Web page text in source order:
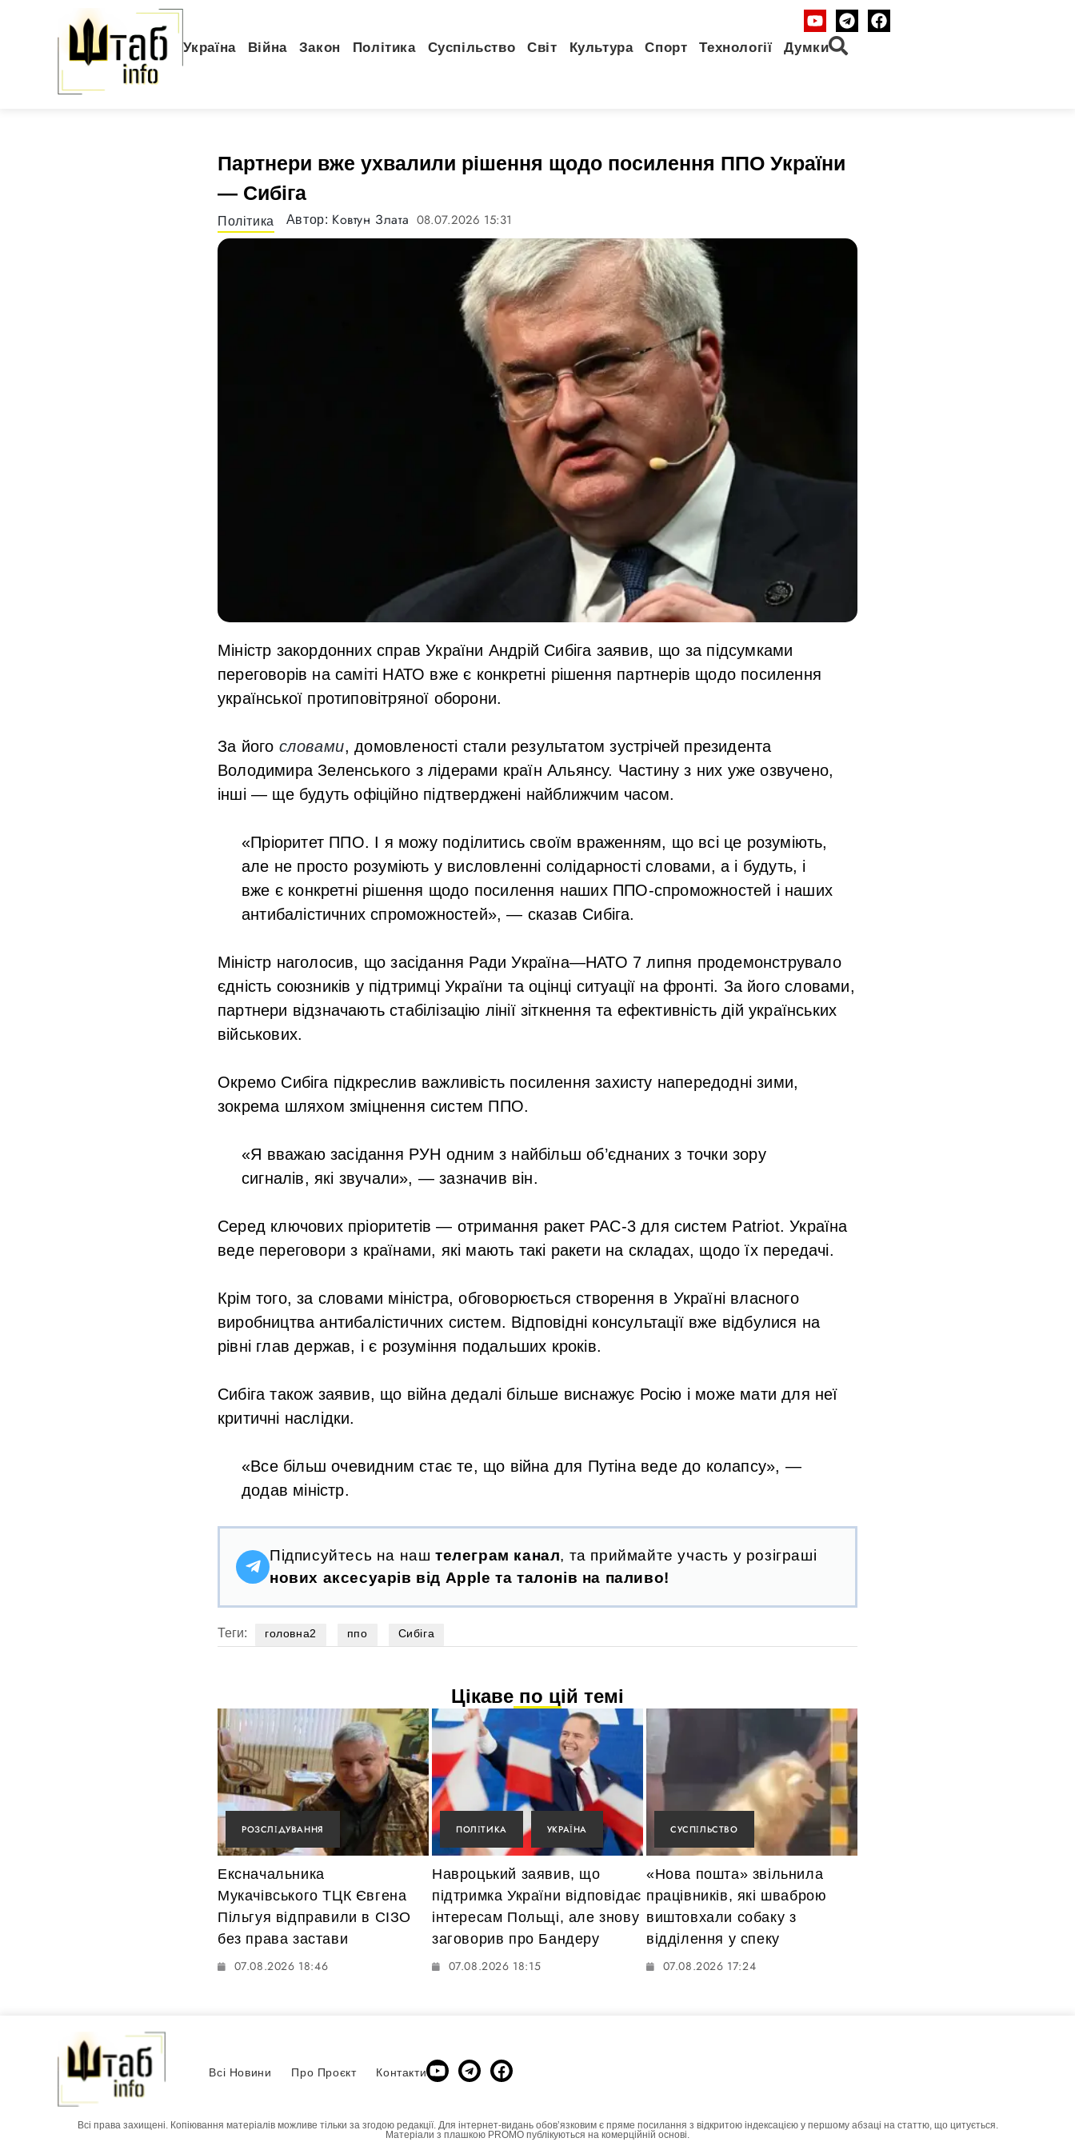
Україна Війна Закон Політика Суспільство Світ Культура Спорт Технології Думки
Партнери вже ухвалили рішення щодо посилення ППО України
— Сибіга
Політика Автор: Ковтун Злата 08.07.2026 15:31
Міністр закордонних справ України Андрій Сибіга заявив, що за підсумками
переговорів на саміті НАТО вже є конкретні рішення партнерів щодо посилення
української протиповітряної оборони.
За його словами, домовленості стали результатом зустрічей президента
Володимира Зеленського з лідерами країн Альянсу. Частину з них уже озвучено,
інші — ще будуть офіційно підтверджені найближчим часом.
«Пріоритет ППО. І я можу поділитись своїм враженням, що всі це розуміють,
але не просто розуміють у висловленні солідарності словами, а і будуть, і
вже є конкретні рішення щодо посилення наших ППО-спроможностей і наших
антибалістичних спроможностей», — сказав Сибіга.
Міністр наголосив, що засідання Ради Україна—НАТО 7 липня продемонструвало
єдність союзників у підтримці України та оцінці ситуації на фронті. За його словами,
партнери відзначають стабілізацію лінії зіткнення та ефективність дій українських
військових.
Окремо Сибіга підкреслив важливість посилення захисту напередодні зими,
зокрема шляхом зміцнення систем ППО.
«Я вважаю засідання РУН одним з найбільш об’єднаних з точки зору
сигналів, які звучали», — зазначив він.
Серед ключових пріоритетів — отримання ракет PAC-3 для систем Patriot. Україна
веде переговори з країнами, які мають такі ракети на складах, щодо їх передачі.
Крім того, за словами міністра, обговорюється створення в Україні власного
виробництва антибалістичних систем. Відповідні консультації вже відбулися на
рівні глав держав, і є розуміння подальших кроків.
Сибіга також заявив, що війна дедалі більше виснажує Росію і може мати для неї
критичні наслідки.
«Все більш очевидним стає те, що війна для Путіна веде до колапсу», —
додав міністр.
Підписуйтесь на наш телеграм канал, та приймайте участь у розіграші
нових аксесуарів від Apple та талонів на паливо!
Теги: головна2 ппо Сибіга
Цікаве по цій темі
РОЗСЛІДУВАННЯ
Ексначальника
Мукачівського ТЦК Євгена
Пільгуя відправили в СІЗО
без права застави
07.08.2026 18:46
ПОЛІТИКА УКРАЇНА
Навроцький заявив, що
підтримка України відповідає
інтересам Польщі, але знову
заговорив про Бандеру
07.08.2026 18:15
СУСПІЛЬСТВО
«Нова пошта» звільнила
працівників, які шваброю
виштовхали собаку з
відділення у спеку
07.08.2026 17:24
Всі Новини Про Проєкт Контакти
Всі права захищені. Копіювання матеріалів можливе тільки за згодою редакції. Для інтернет-видань обовʼязковим є пряме посилання з відкритою індексацією у першому абзаці на статтю, що цитується.
Матеріали з плашкою PROMO публікуються на комерційній основі.